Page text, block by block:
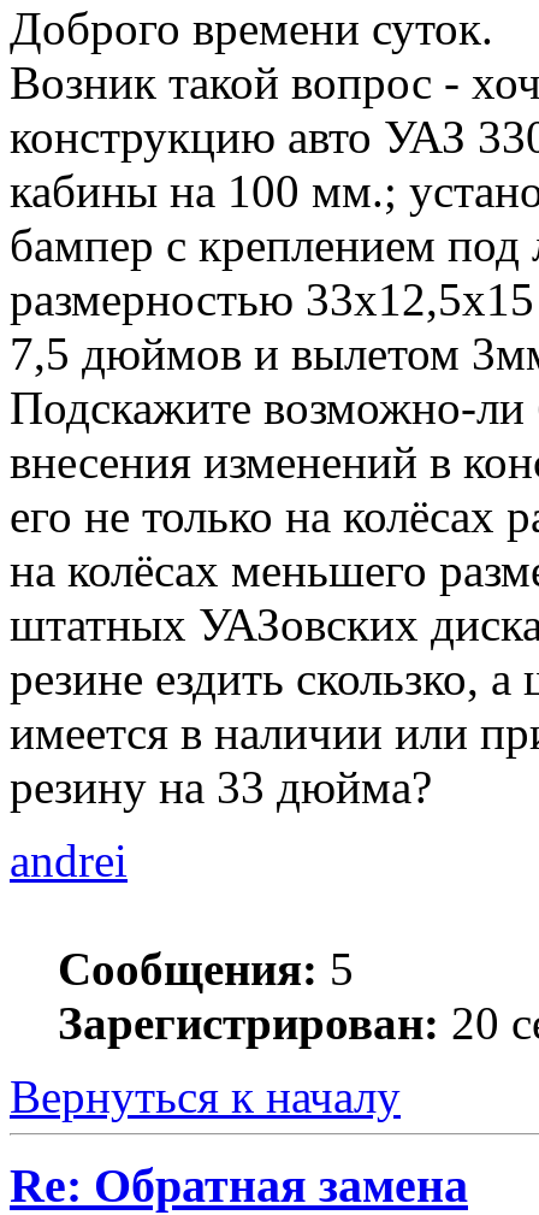
Доброго времени суток.
Возник такой вопрос -
конструкцию авто УАЗ
кабины на 100 мм.;
бампер с креплением под
размерностью
7,5 дюймов и вылетом
Подскажите возможно-ли
внесения изменений в
его не только на
на колёсах меньшего
штатных УАЗовских
резине ездить скользко,
имеется в наличии или
резину на 33 дюйма?
andrei
Сообщения: 5
Зарегистрирован: 20
Вернуться к началу
Re: Обратная замена